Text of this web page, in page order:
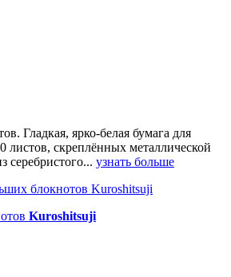
Гладкая, ярко-белая бумага для
листов, скреплённых металлической
узнать больше
Kuroshitsuji